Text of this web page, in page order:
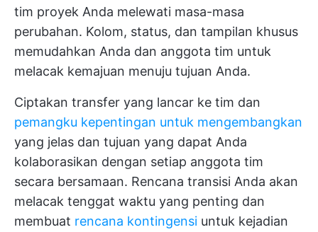
tim proyek Anda melewati masa-masa
perubahan. Kolom, status, dan tampilan khusus
memudahkan Anda dan anggota tim untuk
melacak kemajuan menuju tujuan Anda.
Ciptakan transfer yang lancar ke tim dan
pemangku kepentingan untuk mengembangkan
yang jelas dan tujuan yang dapat Anda
kolaborasikan dengan setiap anggota tim
secara bersamaan. Rencana transisi Anda akan
melacak tenggat waktu yang penting dan
membuat rencana kontingensi untuk kejadian